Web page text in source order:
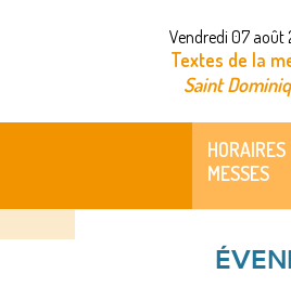
Vendredi 07 août
Textes de la
Saint
HORAIRES
MESSES